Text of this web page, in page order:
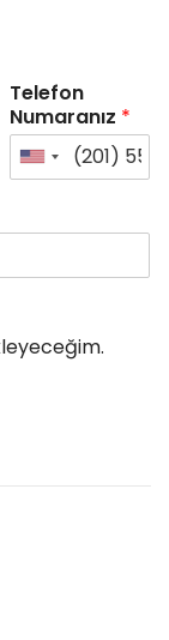
Telefon
Numaranız *